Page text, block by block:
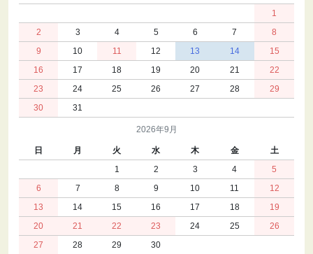
1
2
3 4 5 6 7
8
9
10 11 12 13 14
15
16
17 18 19 20 21
22
23
24 25 26 27 28
29
30
31
2026年9月
日 月 火 水 木 金
土
1
2 3 4
5
6
7 8 9 10 11
12
13
14 15 16 17 18
19
20
21 22 23 24 25
26
27
28 29 30